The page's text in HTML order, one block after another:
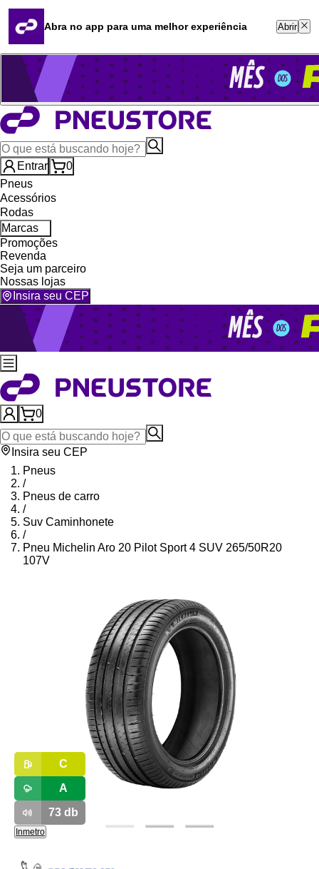
Quero revender
Blog
Whatsapp (16) 99764-8401
Televendas (47) 3046-2551
Entrar
0
Pneus
Acessórios
Rodas
Marcas
Promoções
Revenda
Seja um parceiro
Nossas lojas
Insira seu CEP
0
Insira seu CEP
Pneus
/
Pneus de carro
/
Suv Caminhonete
/
Pneu Michelin Aro 20 Pilot Sport 4 SUV 265/50R20
107V
C
A
73db
Inmetro
Abra no app para uma melhor experiência Abrir